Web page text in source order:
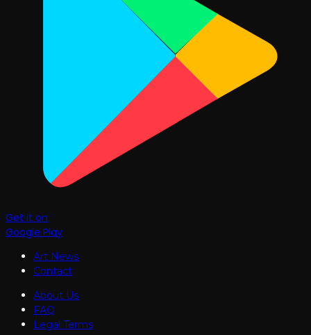
Get it on
Google Play
Art News
Contact
About Us
FAQ
Legal Terms